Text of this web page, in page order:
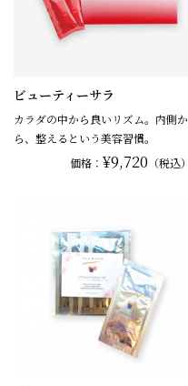
ビューティーサラ
カラダの中から良いリズム。内側か
ら、整えるという美容習慣。
価格：¥9,720 （税込）